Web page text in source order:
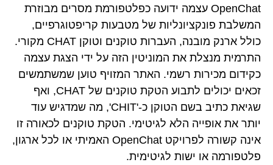
OpenChat עצמה ידועה כפלטפורמת מסרים מבוזרת
המשלבת פונקציונליות של מטבעות קריפטוגרפיים,
כולל ארנק מובנה, העברות טוקנים וטוקן CHAT מקורי.
התרמית מנצלת את המוניטין הזה על ידי הצגת עצמה
כקידום מכירות רשמי. האתר המזויף טוען שמשתמשים
זכאים יכולים לתבוע הטקת טוקנים של CHAT, ואף
שגיאת כתיב בשם הטוקן כ-'CHIT', מה שמדגיש עוד
יותר את אופייה הלא לגיטימי. הטקת טוקנים לכאורה זו
אינה קשורה לפרויקט OpenChat האמיתי או לכל ארגון,
פלטפורמה או ישות לגיטימית.